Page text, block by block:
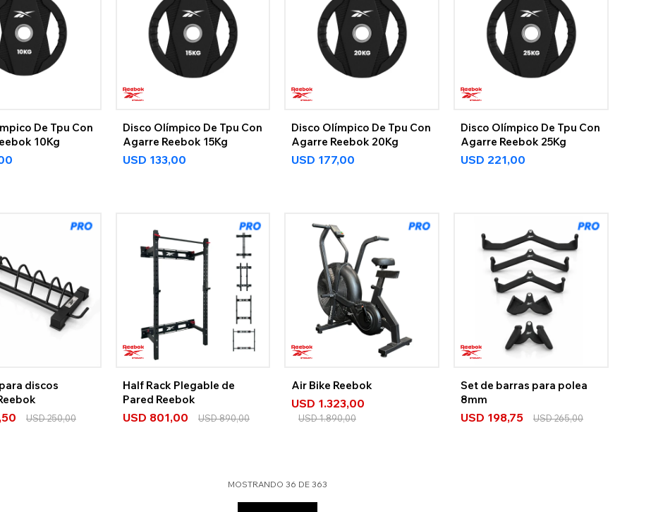
De Tpu Con
10Kg
Disco Olímpico De Tpu Con
Agarre Reebok 15Kg
USD 133,00
Disco Olímpico De Tpu Con
Agarre Reebok 20Kg
USD 177,00
Disco Olímpico De Tpu Con
Agarre Reebok 25Kg
USD 221,00
discos
USD250,00
Half Rack Plegable de
Pared Reebok
USD 801,00 USD890,00
Air Bike Reebok
USD 1.323,00
USD1.890,00
Set de barras para polea
8mm
USD 198,75 USD265,00
MOSTRANDO 36 DE 363